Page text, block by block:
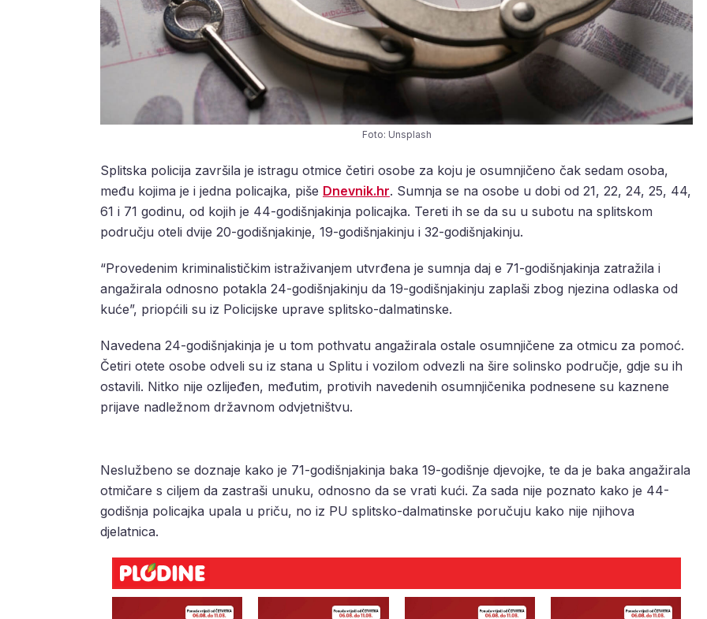
Foto: Unsplash
Splitska policija završila je istragu otmice četiri osobe za koju je osumnjičeno čak sedam osoba,
među kojima je i jedna policajka, piše Dnevnik.hr. Sumnja se na osobe u dobi od 21, 22, 24, 25, 44,
61 i 71 godinu, od kojih je 44-godišnjakinja policajka. Tereti ih se da su u subotu na splitskom
području oteli dvije 20-godišnjakinje, 19-godišnjakinju i 32-godišnjakinju.
“Provedenim kriminalističkim istraživanjem utvrđena je sumnja daj e 71-godišnjakinja zatražila i
angažirala odnosno potakla 24-godišnjakinju da 19-godišnjakinju zaplaši zbog njezina odlaska od
kuće”, priopćili su iz Policijske uprave splitsko-dalmatinske.
Navedena 24-godišnjakinja je u tom pothvatu angažirala ostale osumnjičene za otmicu za pomoć.
Četiri otete osobe odveli su iz stana u Splitu i vozilom odvezli na šire solinsko područje, gdje su ih
ostavili. Nitko nije ozlijeđen, međutim, protivih navedenih osumnjičenika podnesene su kaznene
prijave nadležnom državnom odvjetništvu.
Neslužbeno se doznaje kako je 71-godišnjakinja baka 19-godišnje djevojke, te da je baka angažirala
otmičare s ciljem da zastraši unuku, odnosno da se vrati kući. Za sada nije poznato kako je 44-
godišnja policajka upala u priču, no iz PU splitsko-dalmatinske poručuju kako nije njihova
djelatnica.